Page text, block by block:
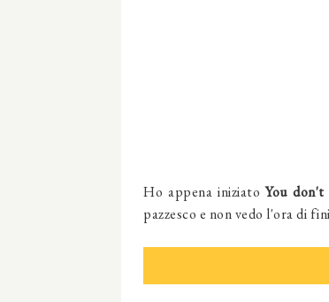
Ho appena iniziato You don't
pazzesco e non vedo l'ora di